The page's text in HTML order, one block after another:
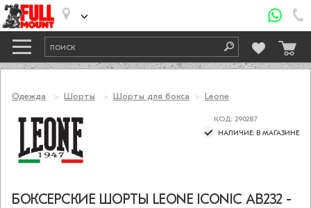
Одежда Шорты Шорты для бокса Leone
КОД: 290287
НАЛИЧИЕ: В МАГАЗИНЕ
БОКСЕРСКИЕ ШОРТЫ LEONE ICONIC AB232 -